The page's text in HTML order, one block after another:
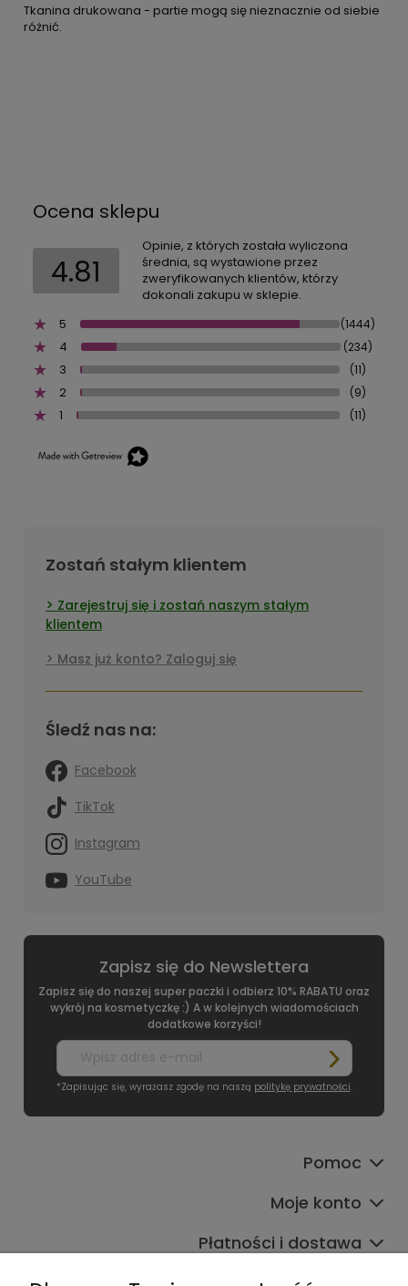
Tkanina drukowana - partie mogą się nieznacznie od siebie
różnić.
Ocena sklepu
4.81
Opinie, z których została wyliczona
średnia, są wystawione przez
zweryfikowanych klientów, którzy
dokonali zakupu w sklepie.
5
(1444)
4 (234)
3 (11)
2 (9)
1 (11)
Zostań stałym klientem
Zarejestruj się i zostań naszym stałym
klientem
Masz już konto? Zaloguj się
Śledź nas na:
Facebook
TikTok
Instagram
YouTube
Zapisz się do Newslettera
Zapisz się do naszej super paczki i odbierz 10% RABATU oraz
wykrój na kosmetyczkę :) A w kolejnych wiadomościach
dodatkowe korzyści!
*Zapisując się, wyrażasz zgodę na naszą politykę prywatności.
Pomoc
Moje konto
Płatności i dostawa